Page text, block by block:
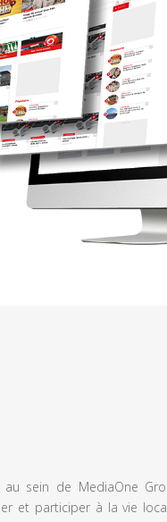
sein de MediaOne
et participer à la vie